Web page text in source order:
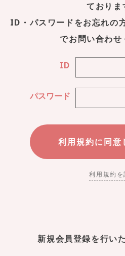
ておりま
ID・パスワードをお忘れの
でお問い合わせ
ID
パスワード
利用規約を
新規会員登録を行い